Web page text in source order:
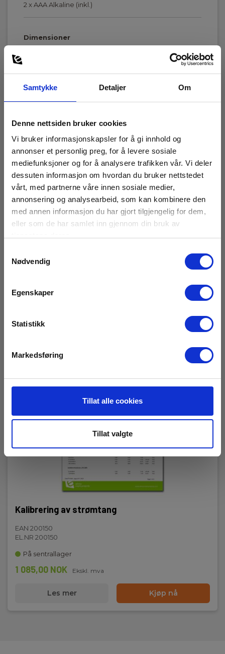
Samtykke Detaljer Om
Denne nettsiden bruker cookies
Vi bruker informasjonskapsler for å gi innhold og
annonser et personlig preg, for å levere sosiale
mediefunksjoner og for å analysere trafikken vår. Vi deler
dessuten informasjon om hvordan du bruker nettstedet
vårt, med partnerne våre innen sosiale medier,
annonsering og analysearbeid, som kan kombinere den
med annen informasjon du har gjort tilgjengelig for dem,
eller som de har samlet inn gjennom din bruk av
Nødvendig
Egenskaper
Statistikk
Markedsføring
Tillat alle cookies
Tillat valgte
2 x AAA Alkaline (inkl.)
Dimensioner
Tangvidde (mm):
Strømmåling, AC (A):
Strømmåling, DC (A):
100
Display :
LCD
Spenningsmåling:
Sann RMS:
Batteri:
Manualer
Elma_Manual_Kyoritsu_2300R_miniclamp__EN.pdf
Manualer
Elma_Manual_Kyoritsu_2300R_miniclamp__SE.pdf
Kalibrering av strømtang
EAN 200150
EL.NR 200150
På sentrallager
1 085,00 NOK Ekskl. mva
Les mer Kjøp nå